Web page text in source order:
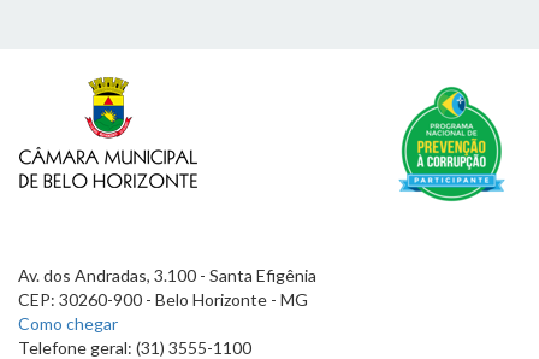
Av. dos Andradas, 3.100 - Santa Efigênia
CEP: 30260-900 - Belo Horizonte - MG
Como chegar
Telefone geral: (31) 3555-1100